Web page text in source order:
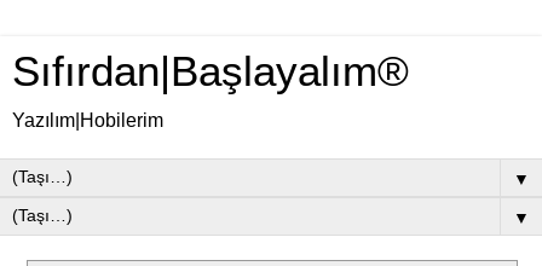
Sıfırdan|Başlayalım®
Yazılım|Hobilerim
▼
▼